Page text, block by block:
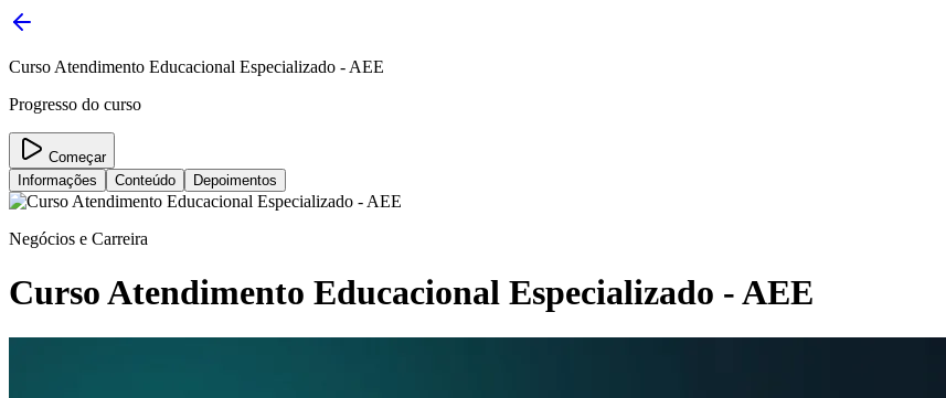
Curso Atendimento Educacional Especializado - AEE
Progresso do curso
Começar
Informações
Conteúdo Depoimentos
Negócios e Carreira
Curso Atendimento Educacional Especializado - AEE